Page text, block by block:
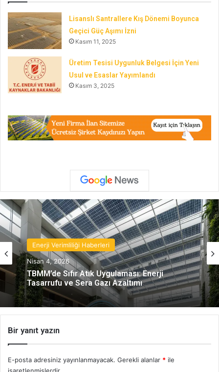
Lisanslı Santrallere Kış Dönemi Boyunca
Geçici Güç Aşımı İzni
Kasım 11, 2025
Üretim Tesisi Uygunluk Belgesi İçin Yeni
Usul ve Esaslar Yayımlandı
Kasım 3, 2025
Enerji Verimliliği Haberleri
Nisan 4, 2026
TBMM’de Sıfır Atık Uygulaması: Enerji
Tasarrufu ve Sera Gazı Azaltımı
Bir yanıt yazın
E-posta adresiniz yayınlanmayacak. Gerekli alanlar * ile